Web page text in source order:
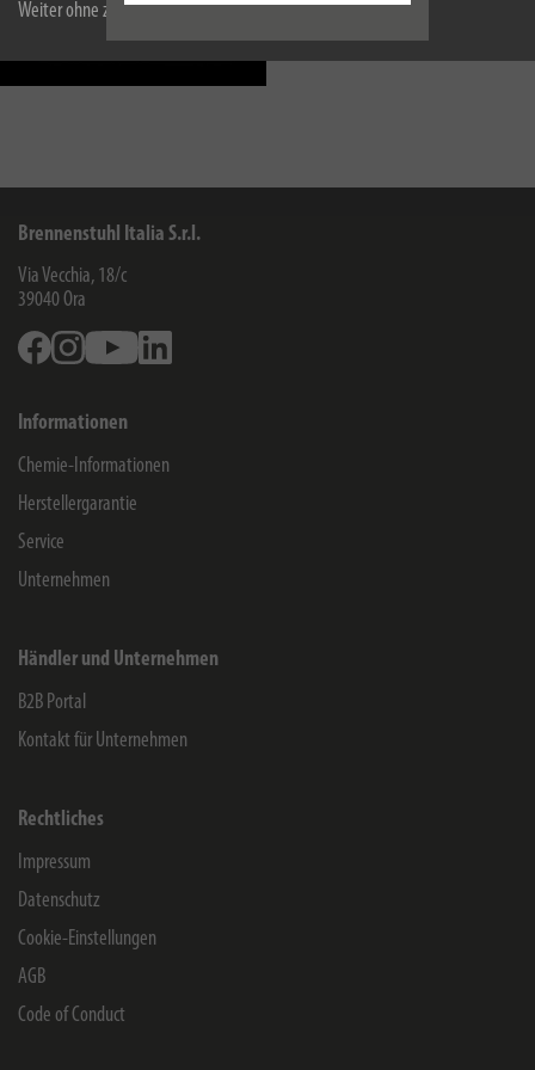
Weiter ohne zu akzeptieren
Blendfreies Arbeitslicht
Brennenstuhl Italia S.r.l.
Via Vecchia, 18/c
39040Ora
FacebookInstagramYoutube
Informationen
Chemie-Informationen
Herstellergarantie
Service
Unternehmen
Händler und Unternehmen
B2B Portal
Kontakt für Unternehmen
Rechtliches
Impressum
Datenschutz
Cookie-Einstellungen
AGB
Code of Conduct